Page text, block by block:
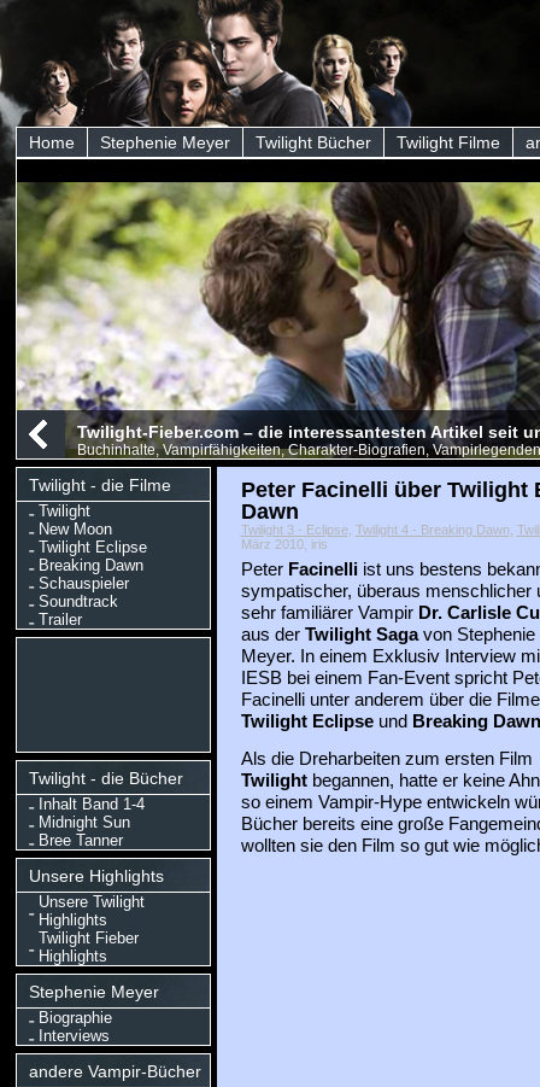
Home Stephenie Meyer Twilight Bücher Twilight Filme
Twilight-Fieber.com – die interessantesten Artikel seit
Buchinhalte, Vampirfähigkeiten, Charakter-Biografien,
Twilight - die Filme
Twilight
New Moon
Twilight Eclipse
Breaking Dawn
Schauspieler
Soundtrack
Trailer
Twilight - die Bücher
Inhalt Band 1-4
Midnight Sun
Bree Tanner
Unsere Highlights
Unsere Twilight
Highlights
Twilight Fieber
Highlights
Stephenie Meyer
Biographie
Interviews
andere Vampir-Bücher
Peter Facinelli über Twilight
Dawn
Twilight 3 - Eclipse, Twilight 4 - Breaking Dawn,
März 2010, iris
Peter Facinelliist uns bestens
sympatischer, überaus menschlicher
sehr familiärer Vampir Dr. Carlisle
aus der Twilight Sagavon Stephenie
Meyer. In einem Exklusiv Interview
IESB bei einem Fan-Event spricht
Facinelli unter anderem über die Filme
Twilight Eclipseund Breaking
Als die Dreharbeiten zum ersten Film
Twilight begannen, hatte er keine
so einem Vampir-Hype entwickeln
Bücher bereits eine große
wollten sie den Film so gut wie